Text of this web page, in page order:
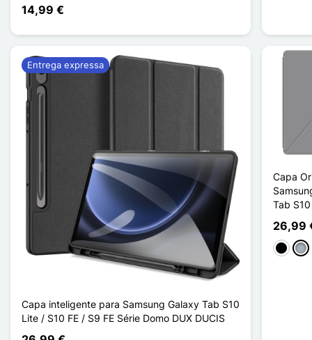
14,99 €
Capa inteligente para Samsung Galaxy Tab S10
Lite / S10 FE / S9 FE Série Domo DUX DUCIS
Entrega expressa
Capa
Tab S10
26,99
Preto